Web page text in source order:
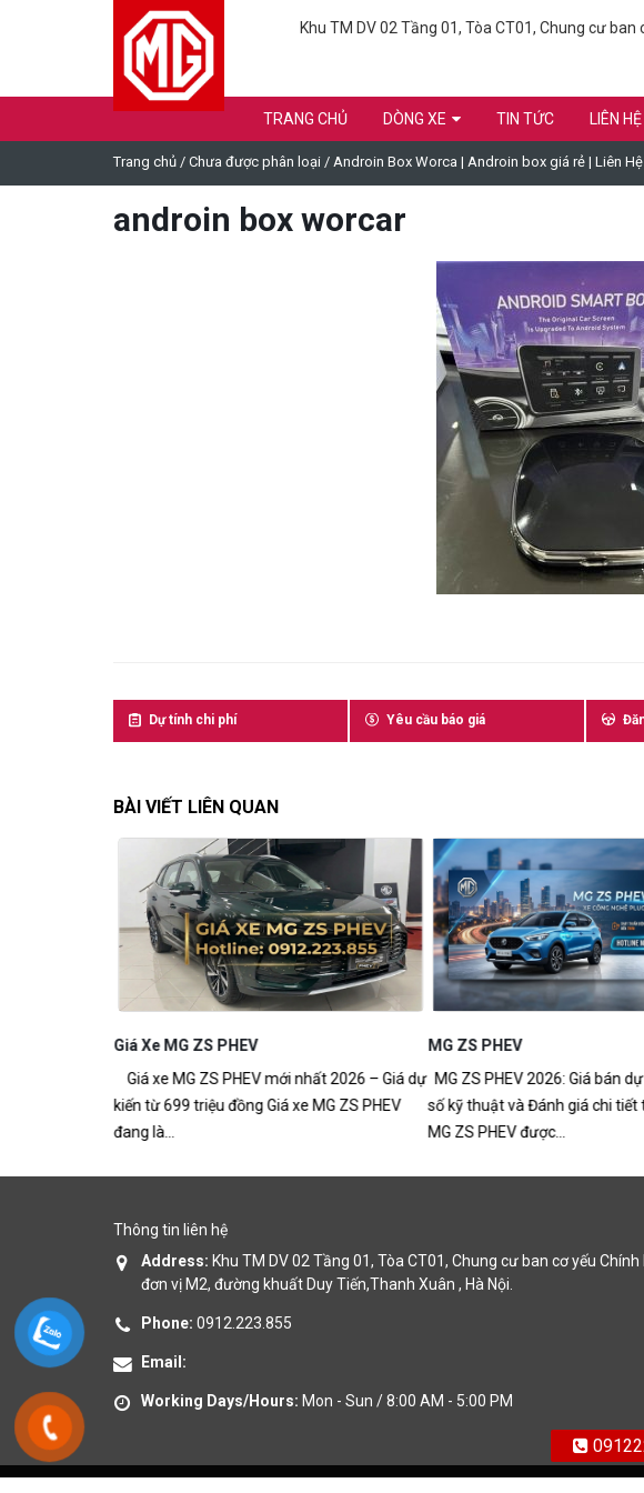
Khu TM DV 02 Tầng 01, Tòa CT01, Chung cư
TRANG CHỦ DÒNG XE TIN TỨC LIÊN HỆ
Trang chủ / Chưa được phân loại / Androin Box Worca | Androin box giá rẻ | Liên
androin box worcar
Dự tính chi phí Yêu cầu báo giá
BÀI VIẾT LIÊN QUAN
Giá Xe MG ZS PHEV
Giá xe MG ZS PHEV mới nhất 2026 – Giá dự
kiến từ 699 triệu đồng Giá xe MG ZS PHEV
đang là...
MG ZS PHEV
MG ZS PHEV 2026: Giá bán
số kỹ thuật và Đánh giá chi tiết
MG ZS PHEV được...
Thông tin liên hệ
Address: Khu TM DV 02 Tầng 01, Tòa CT01, Chung cư ban cơ yếu
đơn vị M2, đường khuất Duy Tiến,Thanh Xuân , Hà Nội.
Phone: 0912.223.855
Email:
Working Days/Hours: Mon - Sun / 8:00 AM - 5:00 PM